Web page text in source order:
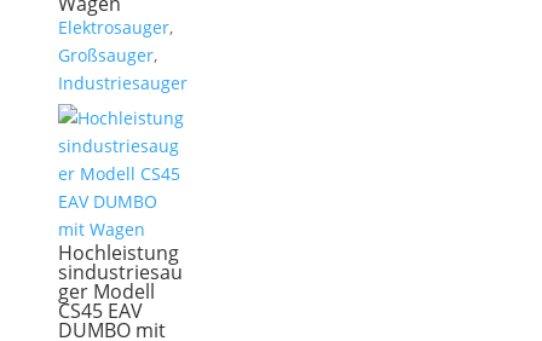
Elektrosauger,
Großsauger,
Industriesauger
Hochleistung
sindustriesau
ger Modell
CS45 EAV
DUMBO mit